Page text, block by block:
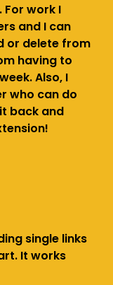
For work I
and I can
or delete from
having to
Also, I
who can do
back and
single links
It works